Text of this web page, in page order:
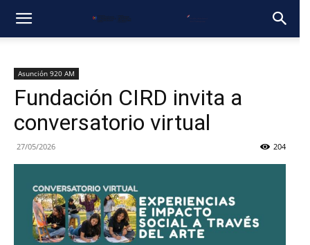
Asunción 920 AM
Fundación CIRD invita a
conversatorio virtual
27/05/2026 204